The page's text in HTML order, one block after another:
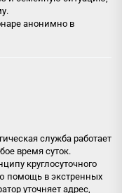
анонимно в
служба работает
время суток.
круглосуточного
помощь в экстренных
уточняет адрес,